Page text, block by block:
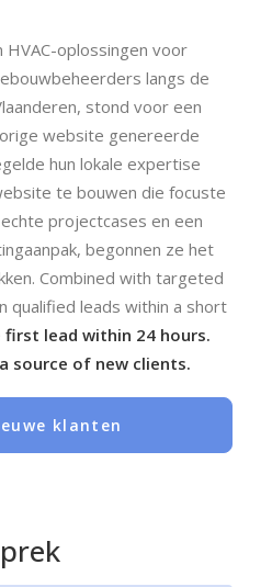
HVAC-oplossingen voor
langs de
stond voor een
website genereerde
hun lokale expertise
te bouwen die focuste
projectcases en een
begonnen ze het
Combined with targeted
qualified leads within a short
first lead within 24 hours.
source of new clients.
klanten